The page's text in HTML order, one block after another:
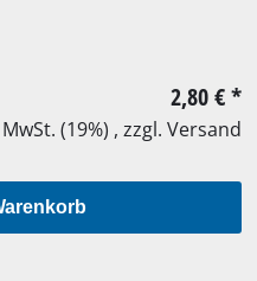
2,80 €*
(19%) , zzgl. Versand